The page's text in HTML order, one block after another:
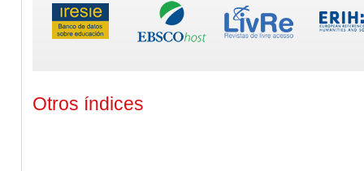
Otros índices